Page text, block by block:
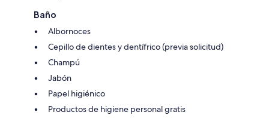
Baño
Albornoces
Cepillo de dientes y dentífrico (previa solicitud)
Champú
Jabón
Papel higiénico
Productos de higiene personal gratis